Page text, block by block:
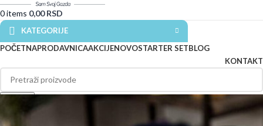
0items 0,00RSD
KATEGORIJE
POČETNAPRODAVNICAAKCIJENOVOSTARTER SETBLOG
KONTAKT